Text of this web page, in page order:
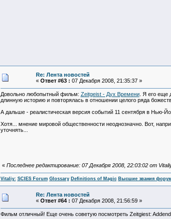
Re: Лента новостей
« Ответ #63 : 07 Декабря 2008, 21:35:37 »
Довольно любопытный фильм: Zeitgeist - Дух Времени. Я его еще
длинную историю и повторялась в отношении целого ряда
А дальше - реалистическая версия событий 11 сентября в Нью-
Хотя... мнение мировой общественности неоднозначно. Вот,
уточнять...
« Последнее редактирование: 07 Декабря 2008, 22:03:02 от
Vitaliy: SCIES Forum Glossary Definitions of Magic Высшие звания
Re: Лента новостей
« Ответ #64 : 07 Декабря 2008, 21:56:59 »
Фильм отличный! Еще очень советую посмотреть Zeitgiest: